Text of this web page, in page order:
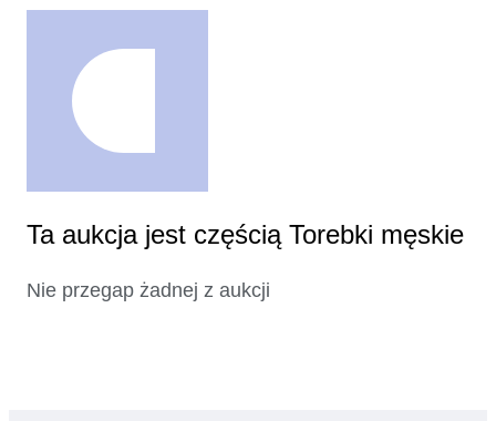
Ta aukcja jest częścią Torebki męskie
Nie przegap żadnej z aukcji